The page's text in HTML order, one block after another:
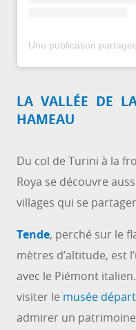
LA VALLÉE DE
HAMEAU
Du col de Turini à la
Roya se découvre
villages qui se
Tende, perché sur le
mètres d’altitude, est
avec le Piémont
visiter le musée
admirer un